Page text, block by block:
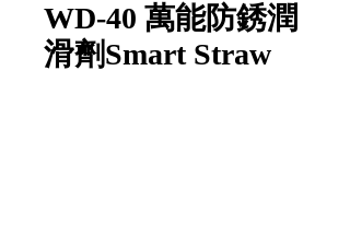
WD-40 萬能防銹潤
滑劑Smart Straw